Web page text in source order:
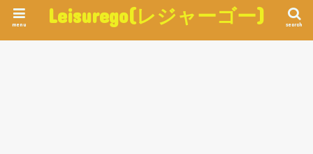
Leisurego(レジャーゴー) search
menu